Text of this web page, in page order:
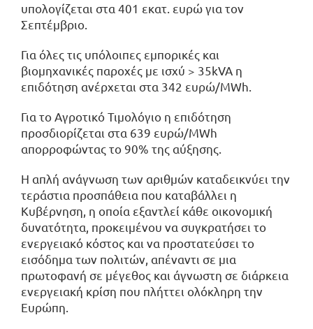
υπολογίζεται στα 401 εκατ. ευρώ για τον
Σεπτέμβριο.
Για όλες τις υπόλοιπες εμπορικές και
βιομηχανικές παροχές με ισχύ > 35kVA η
επιδότηση ανέρχεται στα 342 ευρώ/MWh.
Για το Αγροτικό Τιμολόγιο η επιδότηση
προσδιορίζεται στα 639 ευρώ/MWh
απορροφώντας το 90% της αύξησης.
Η απλή ανάγνωση των αριθμών καταδεικνύει την
τεράστια προσπάθεια που καταβάλλει η
Κυβέρνηση, η οποία εξαντλεί κάθε οικονομική
δυνατότητα, προκειμένου να συγκρατήσει το
ενεργειακό κόστος και να προστατεύσει το
εισόδημα των πολιτών, απέναντι σε μια
πρωτοφανή σε μέγεθος και άγνωστη σε διάρκεια
ενεργειακή κρίση που πλήττει ολόκληρη την
Ευρώπη.